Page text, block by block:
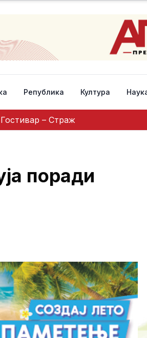
Република Култура
– Страж
поради